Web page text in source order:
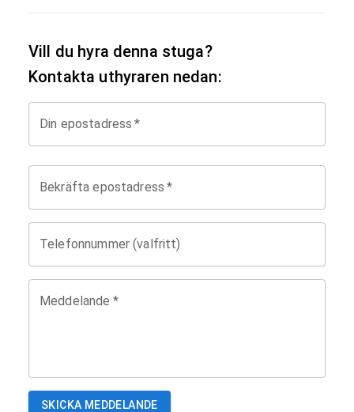
Vill du hyra denna stuga?
Kontakta uthyraren nedan:
Din epostadress *
Bekräfta epostadress *
Telefonnummer (valfritt)
Meddelande *
SKICKA MEDDELANDE